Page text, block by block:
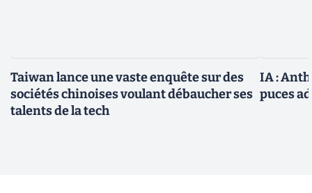
Taiwan lance une vaste enquête sur des
sociétés chinoises voulant débaucher ses
talents de la tech
IA :
puces